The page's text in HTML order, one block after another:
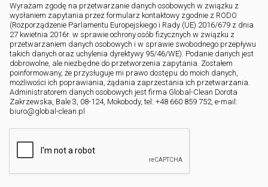
Wyrażam zgodę na przetwarzanie danych osobowych w związku z
wysłaniem zapytania przez formularz kontaktowy zgodnie z RODO
(Rozporządzenie Parlamentu Europejskiego i Rady (UE) 2016/679 z dnia
27 kwietnia 2016r. w sprawie ochrony osób fizycznych w związku z
przetwarzaniem danych osobowych i w sprawie swobodnego przepływu
takich danych oraz uchylenia dyrektywy 95/46/WE). Podanie danych jest
dobrowolne, ale niezbędne do przetworzenia zapytania. Zostałem
poinformowany, że przysługuje mi prawo dostępu do moich danych,
możliwości ich poprawiania, żądania zaprzestania ich przetwarzania.
Administratorem danych osobowych jest firma Global-Clean Dorota
Zakrzewska, Bale 3, 08-124, Mokobody, tel: +48 660 859 752, e-mail:
biuro@global-clean.pl